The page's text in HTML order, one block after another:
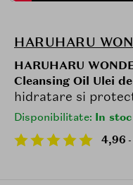
HARUHARU
HARUHARU
Cleansing Oil Ulei
hidratare si
Disponibilitate: In stoc
4,96